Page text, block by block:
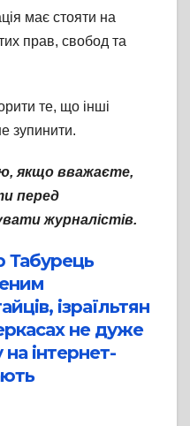
має стояти на
прав, свобод та
те, що інші
зупинити.
якщо вважаєте,
перед
журналістів.
Табурець
ізраїльтян
не дуже
інтернет-